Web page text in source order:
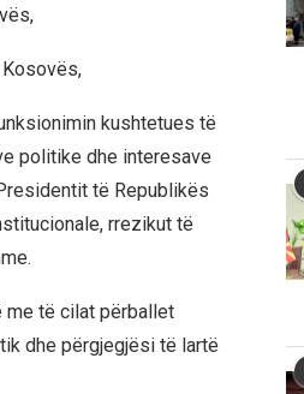
Kosovës,
kushtetues të
politike dhe interesave
të Republikës
rrezikut të
të cilat përballet
dhe përgjegjësi të lartë